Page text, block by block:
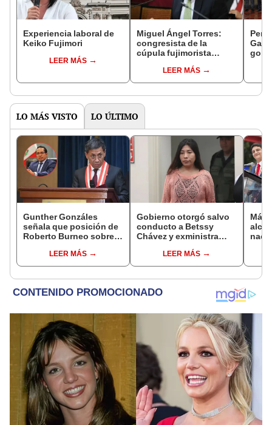
Experiencia laboral de
Keiko Fujimori
LEER MÁS
Miguel Ángel Torres:
congresista de la
cúpula fujimorista
del SenadoLEER MÁS
LO MÁS VISTO LO ÚLTIMO
Gunther Gonzáles
señala que posición de
Roberto Burneo sobre
Aliaga no representan al
JNE
LEER MÁS
Gobierno otorgó salvo
conducto a Betssy
Chávez y exministra
madrugadaLEER MÁS
Más